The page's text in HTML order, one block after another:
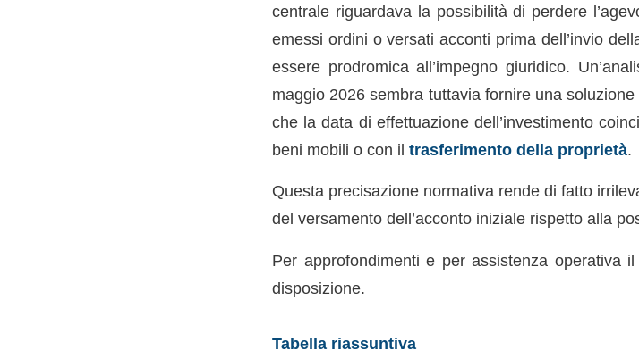
centrale riguardava la possibilità di perdere
emessi ordini o versati acconti prima dell’invio
essere prodromica all’impegno giuridico.
maggio 2026 sembra tuttavia fornire una
che la data di effettuazione dell’investimento
beni mobili o con il trasferimento della proprietà.
Questa precisazione normativa rende di fatto
del versamento dell’acconto iniziale rispetto alla
Per approfondimenti e per assistenza operativa
disposizione.
Tabella riassuntiva